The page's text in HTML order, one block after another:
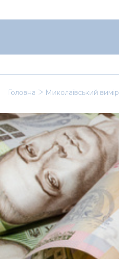
Головна Миколаївський вимір